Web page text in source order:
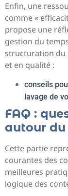
Enfin, une
comme «
propose une
gestion du
structuration du
et en qualité :
conseils
lavage de
FAQ :
autour
Cette partie
courantes des
meilleures
logique des